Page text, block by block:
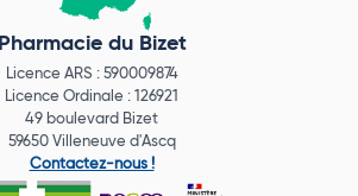
Pharmacie du Bizet
Licence ARS : 590009874
Licence Ordinale : 126921
49 boulevard Bizet
59650 Villeneuve d'Ascq
Contactez-nous !